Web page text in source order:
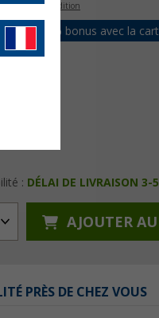
les frais d'expédition
jusqu'à 5% bonus avec la
: DÉLAI DE LIVRAISON 3-
AJOUTER
PRÈS DE CHEZ VOUS